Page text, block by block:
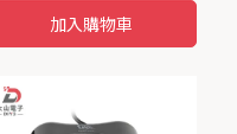
加入購物車